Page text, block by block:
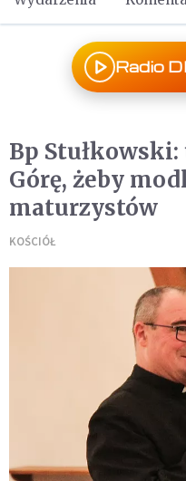
Radio
Bp Stułkowski:
Górę, żeby
maturzystów
KOŚCIÓŁ